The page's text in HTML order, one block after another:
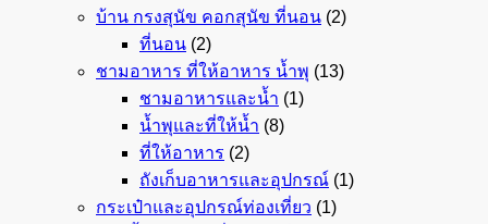
บ้าน กรงสุนัข คอกสุนัข ที่นอน (2)
ที่นอน (2)
ชามอาหาร ที่ให้อาหาร น้ำพุ (13)
ชามอาหารและน้ำ (1)
น้ำพุและที่ให้น้ำ (8)
ที่ให้อาหาร (2)
ถังเก็บอาหารและอุปกรณ์ (1)
กระเป๋าและอุปกรณ์ท่องเที่ยว (1)